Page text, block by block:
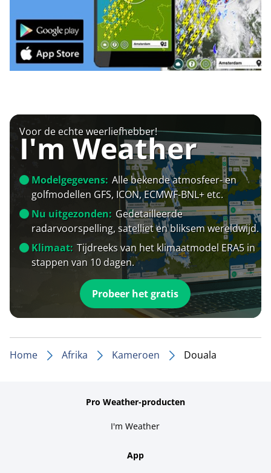
Voor de echte weerliefhebber!
I'm Weather
Modelgegevens: Alle bekende atmosfeer- en
golfmodellen GFS, ICON, ECMWF-BNL+ etc.
Nu uitgezonden: Gedetailleerde
radarvoorspelling, satelliet en bliksem wereldwijd.
Klimaat: Tijdreeks van het klimaatmodel ERA5 in
stappen van 10 dagen.
Probeer het gratis
Home Afrika Kameroen Douala
Pro Weather-producten
I'm Weather
App